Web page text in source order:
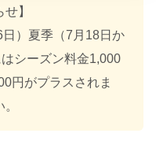
】
）夏季（7月18日か
シーズン料金1,000
円がプラスされま